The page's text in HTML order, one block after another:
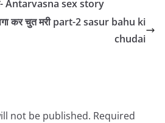
Antarvasna sex story
कर चुत मरी part-2 sasur bahu ki
chudai
not be published. Required